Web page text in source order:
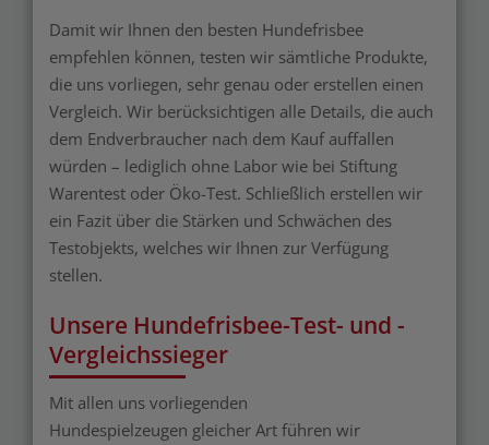
Damit wir Ihnen den besten Hundefrisbee
empfehlen können, testen wir sämtliche Produkte,
die uns vorliegen, sehr genau oder erstellen einen
Vergleich. Wir berücksichtigen alle Details, die auch
dem Endverbraucher nach dem Kauf auffallen
würden – lediglich ohne Labor wie bei Stiftung
Warentest oder Öko-Test. Schließlich erstellen wir
ein Fazit über die Stärken und Schwächen des
Testobjekts, welches wir Ihnen zur Verfügung
stellen.
Unsere Hundefrisbee-Test- und -
Vergleichssieger
Mit allen uns vorliegenden
Hundespielzeugen gleicher Art führen wir